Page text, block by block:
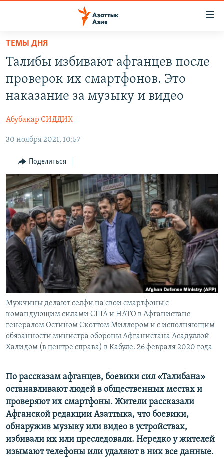
Вернуться
основному
содержанию
Вернутся
главной
навигации
Вернутся
поиску
ЦЕНТРАЛЬНАЯ АЗИЯ
ТАДЖИКИСТАН
ВОЙНА В УКРАИНЕ
ҚАЗАҚША
КЫРГЫЗЧА
ЎЗБЕКЧА
ТОҶИКӢ
TÜRKMENÇE
ПОДПИШИТЕСЬ НА НАС В СОЦСЕТЯХ
Все сайты РСЕ/РС
ТЕМЫ ДНЯ
Талибы избивают афганцев после
проверок их смартфонов. Это
наказание за музыку и видео
Абубакар СИДДИК
30 ноября 2021, 10:57
Поделиться
Мужчины делают селфи на свои смартфоны с
командующим силами США и НАТО в Афганистане
генералом Остином Скоттом Миллером и с исполняющим
обязанности министра обороны Афганистана Асадуллой
Халидом (в центре справа) в Кабуле. 26 февраля 2020 года
По рассказам афганцев, боевики сил «Талибана»
останавливают людей в общественных местах и
проверяют их смартфоны. Жители рассказали
Афганской редакции Азаттыка, что боевики,
обнаружив музыку или видео в устройствах,
избивали их или преследовали. Нередко у жителей
изымают телефоны или удаляют в них все данные.